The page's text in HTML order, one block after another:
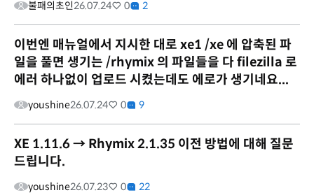
불패의초인26.07.24 0 2
이번엔 매뉴얼에서 지시한 대로 xe1 /xe 에 압축된 파
일을 풀면 생기는 /rhymix 의 파일들을 다 filezilla 로
에러 하나없이 업로드 시켰는데도 에로가 생기네요...
youshine26.07.24 0 9
XE 1.11.6 → Rhymix 2.1.35 이전 방법에 대해 질문
드립니다.
youshine26.07.23 0 22